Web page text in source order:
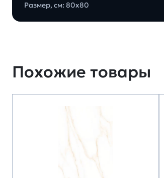
Размер, см: 80х80
Похожие товары